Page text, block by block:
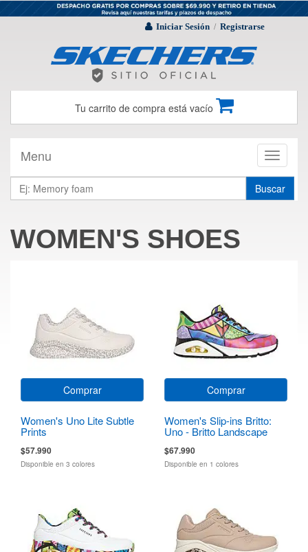
Iniciar Sesión / Registrarse
Tu carrito de compra está vacío
Toggle
Menu
Buscar
WOMEN'S SHOES
Comprar
Women's Uno Lite Subtle
Prints
$57.990
Disponible en 3 colores
Comprar
Women's Slip-ins Britto:
Uno - Britto Landscape
$67.990
Disponible en 1 colores